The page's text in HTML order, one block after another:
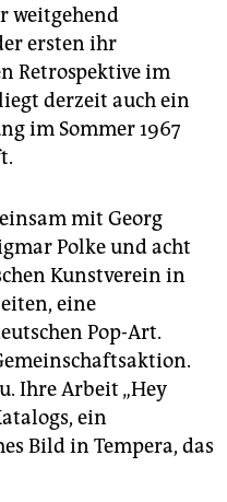
weitgehend
ersten ihr
Retrospektive im
derzeit auch ein
im Sommer 1967
mit Georg
Polke und acht
Kunstverein in
eine
Pop-Art.
Ihre Arbeit „Hey
ein
Bild in Tempera, das